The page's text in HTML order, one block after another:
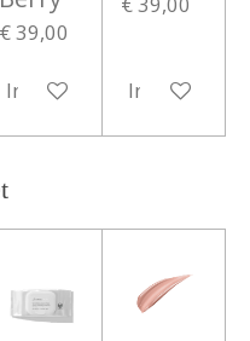
€ 39,00
In winkelwagenIn